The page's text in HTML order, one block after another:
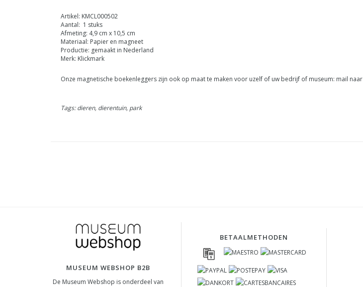
Artikel: KMCL000502
Aantal: 1 stuks
Afmeting: 4,9 cm x 10,5 cm
Materiaal: Papier en magneet
Productie: gemaakt in Nederland
Merk: Klickmark
Onze magnetische boekenleggers zijn ook op maat te maken voor uzelf of uw bedrijf of museum: mail naar
Tags: dieren, dierentuin, park
MUSEUM WEBSHOP B2B
De Museum Webshop is onderdeel van
BETAALMETHODEN